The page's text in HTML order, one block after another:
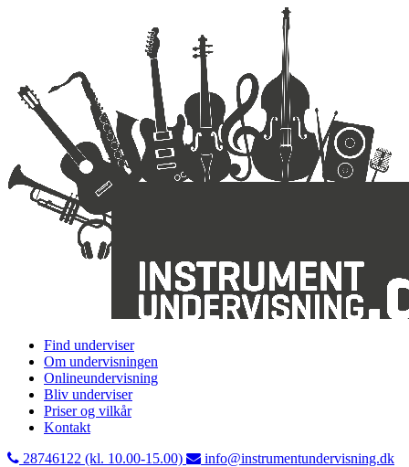
Find underviser
Om undervisningen
Onlineundervisning
Bliv underviser
Priser og vilkår
Kontakt
28746122 (kl. 10.00-15.00)
info@instrumentundervisning.dk